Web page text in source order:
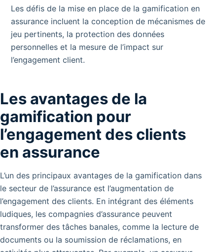
Les défis de la mise en place de la gamification en
assurance incluent la conception de mécanismes de
jeu pertinents, la protection des données
personnelles et la mesure de l’impact sur
l’engagement client.
Les avantages de la
gamification pour
l’engagement des clients
en assurance
L’un des principaux avantages de la gamification dans
le secteur de l’assurance est l’augmentation de
l’engagement des clients. En intégrant des éléments
ludiques, les compagnies d’assurance peuvent
transformer des tâches banales, comme la lecture de
documents ou la soumission de réclamations, en